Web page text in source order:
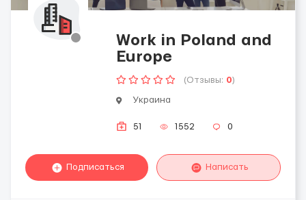
Work in Poland and
Europe
(Отзывы: 0)
Украина
51 1552 0
Подписаться Написать